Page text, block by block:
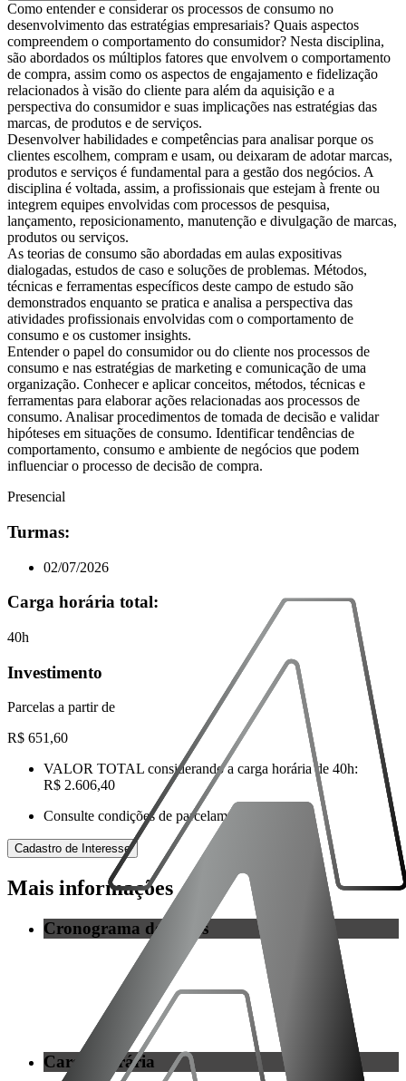
Como entender e considerar os processos de consumo no
desenvolvimento das estratégias empresariais? Quais aspectos
compreendem o comportamento do consumidor? Nesta disciplina,
são abordados os múltiplos fatores que envolvem o comportamento
de compra, assim como os aspectos de engajamento e fidelização
relacionados à visão do cliente para além da aquisição e a
perspectiva do consumidor e suas implicações nas estratégias das
marcas, de produtos e de serviços.
Desenvolver habilidades e competências para analisar porque os
clientes escolhem, compram e usam, ou deixaram de adotar marcas,
produtos e serviços é fundamental para a gestão dos negócios. A
disciplina é voltada, assim, a profissionais que estejam à frente ou
integrem equipes envolvidas com processos de pesquisa,
lançamento, reposicionamento, manutenção e divulgação de marcas,
produtos ou serviços.
As teorias de consumo são abordadas em aulas expositivas
dialogadas, estudos de caso e soluções de problemas. Métodos,
técnicas e ferramentas específicos deste campo de estudo são
demonstrados enquanto se pratica e analisa a perspectiva das
atividades profissionais envolvidas com o comportamento de
consumo e os customer insights.
Entender o papel do consumidor ou do cliente nos processos de
consumo e nas estratégias de marketing e comunicação de uma
organização. Conhecer e aplicar conceitos, métodos, técnicas e
ferramentas para elaborar ações relacionadas aos processos de
consumo. Analisar procedimentos de tomada de decisão e validar
hipóteses em situações de consumo. Identificar tendências de
comportamento, consumo e ambiente de negócios que podem
influenciar o processo de decisão de compra.
Presencial
Turmas:
02/07/2026
Carga horária total:
40h
Investimento
Parcelas a partir de
R$ 651,60
VALOR TOTAL considerando a carga horária de 40h:
R$ 2.606,40
Consulte condições de parcelamento.
Cadastro de Interesse
Mais informações
Cronograma de Aulas
Carga Horária